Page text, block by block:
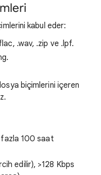
kabul eder:
.wav, .zip ve .lpf.
biçimlerini içeren
fazla 100 saat
edilir), >128 Kbps